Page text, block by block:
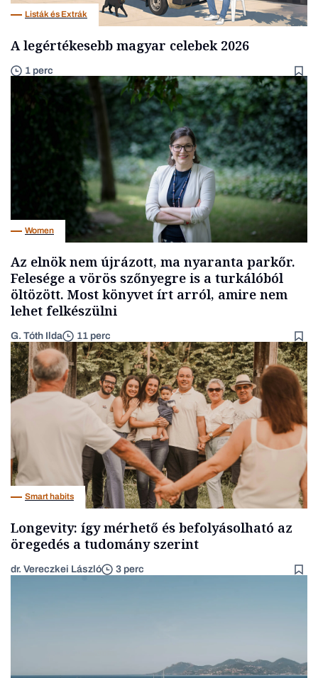
Listák és Extrák
A legértékesebb magyar celebek 2026
1 perc
Women
Az elnök nem újrázott, ma nyaranta parkőr.
Felesége a vörös szőnyegre is a turkálóból
öltözött. Most könyvet írt arról, amire nem
lehet felkészülni
G. Tóth Ilda 11 perc
Smart habits
Longevity: így mérhető és befolyásolható az
öregedés a tudomány szerint
dr. Vereczkei László 3 perc